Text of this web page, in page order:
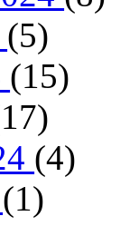
(5)
(15)
(4)
(1)